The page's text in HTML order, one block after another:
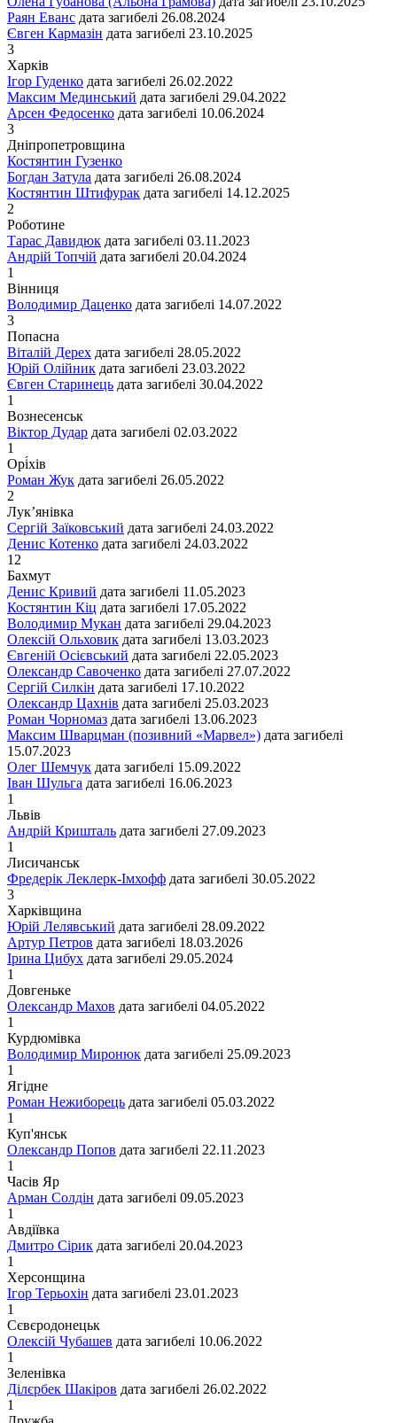
Раян Еванс дата загибелі 26.08.2024
Євген Кармазін дата загибелі 23.10.2025
3
Харків
Ігор Гуденко дата загибелі 26.02.2022
Максим Мединський дата загибелі 29.04.2022
Арсен Федосенко дата загибелі 10.06.2024
3
Дніпропетровщина
Костянтин Гузенко
Богдан Затула дата загибелі 26.08.2024
Костянтин Штифурак дата загибелі 14.12.2025
2
Роботине
Тарас Давидюк дата загибелі 03.11.2023
Андрій Топчій дата загибелі 20.04.2024
1
Вінниця
Володимир Даценко дата загибелі 14.07.2022
3
Попасна
Віталій Дерех дата загибелі 28.05.2022
Юрій Олійник дата загибелі 23.03.2022
Євген Старинець дата загибелі 30.04.2022
1
Вознесенськ
Віктор Дудар дата загибелі 02.03.2022
1
Орі́хів
Роман Жук дата загибелі 26.05.2022
2
Лук’янівка
Сергій Заїковський дата загибелі 24.03.2022
Денис Котенко дата загибелі 24.03.2022
12
Бахмут
Денис Кривий дата загибелі 11.05.2023
Костянтин Кіц дата загибелі 17.05.2022
Володимир Мукан дата загибелі 29.04.2023
Олексій Ольховик дата загибелі 13.03.2023
Євгеній Осієвський дата загибелі 22.05.2023
Олександр Савоченко дата загибелі 27.07.2022
Сергій Силкін дата загибелі 17.10.2022
Олександр Цахнів дата загибелі 25.03.2023
Роман Чорномаз дата загибелі 13.06.2023
Максим Шварцман (позивний «Марвел») дата загибелі
15.07.2023
Олег Шемчук дата загибелі 15.09.2022
Іван Шульга дата загибелі 16.06.2023
1
Львiв
Андрій Кришталь дата загибелі 27.09.2023
1
Лисичанськ
Фредерік Леклерк-Імхофф дата загибелі 30.05.2022
3
Харківщина
Юрій Лелявський дата загибелі 28.09.2022
Артур Петров дата загибелі 18.03.2026
Ірина Цибух дата загибелі 29.05.2024
1
Довгеньке
Олександр Махов дата загибелі 04.05.2022
1
Курдюмівка
Володимир Миронюк дата загибелі 25.09.2023
1
Ягідне
Роман Нежиборець дата загибелі 05.03.2022
1
Куп'янськ
Олександр Попов дата загибелі 22.11.2023
1
Часів Яр
Арман Солдін дата загибелі 09.05.2023
1
Авдіївка
Дмитро Сірик дата загибелі 20.04.2023
1
Херсонщина
Ігор Терьохін дата загибелі 23.01.2023
1
Сєвєродонецьк
Олексій Чубашев дата загибелі 10.06.2022
1
Зеленівка
Ділєрбек Шакіров дата загибелі 26.02.2022
1